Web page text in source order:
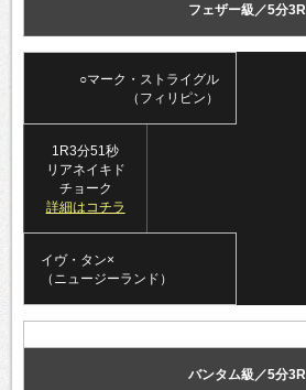
フェザー級／5分3R
○マーク・ストライグル
（フィリピン）
1R3分51秒
リアネイキド
チョーク
詳細はコチラ
イヴ・タン×
（ニュージーランド）
バンタム級／5分3R